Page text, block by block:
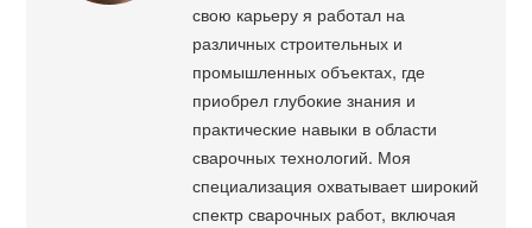
свою карьеру я работал на
различных строительных и
промышленных объектах, где
приобрел глубокие знания и
практические навыки в области
сварочных технологий. Моя
специализация охватывает широкий
спектр сварочных работ, включая